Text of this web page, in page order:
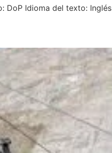
DoP Idioma del texto: Inglés